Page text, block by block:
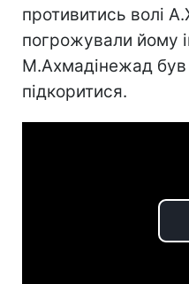
противитись волі
погрожували йому
М.Ахмадінежад
підкоритися.